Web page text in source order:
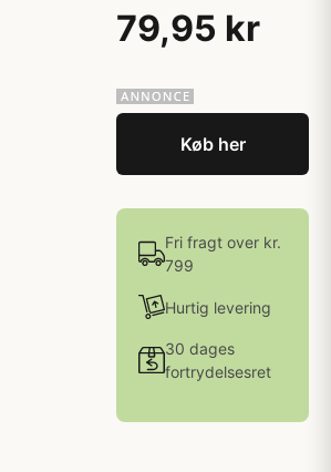
79,95 kr
Køb her
Fri fragt over kr.
799
Hurtig levering
30 dages
fortrydelsesret